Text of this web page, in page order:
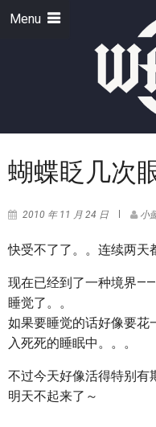
Menu
蝴蝶眨几次
2010 年 11 月 24 日 小
快受不了了。。连续两天
现在已经到了一种境界
睡觉了。。
如果要睡觉的话好像要花
入死死的睡眠中。。。
不过今天好像活得特别有
明天不起来了～